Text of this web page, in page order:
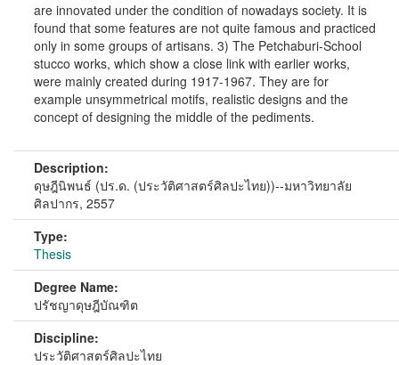
are innovated under the condition of nowadays society. It is
found that some features are not quite famous and practiced
only in some groups of artisans. 3) The Petchaburi-School
stucco works, which show a close link with earlier works,
were mainly created during 1917-1967. They are for
example unsymmetrical motifs, realistic designs and the
concept of designing the middle of the pediments.
Description:
ดุษฎีนิพนธ์ (ปร.ด. (ประวัติศาสตร์ศิลปะไทย))--มหาวิทยาลัย
ศิลปากร, 2557
Type:
Thesis
Degree Name:
ปรัชญาดุษฎีบัณฑิต
Discipline:
ประวัติศาสตร์ศิลปะไทย